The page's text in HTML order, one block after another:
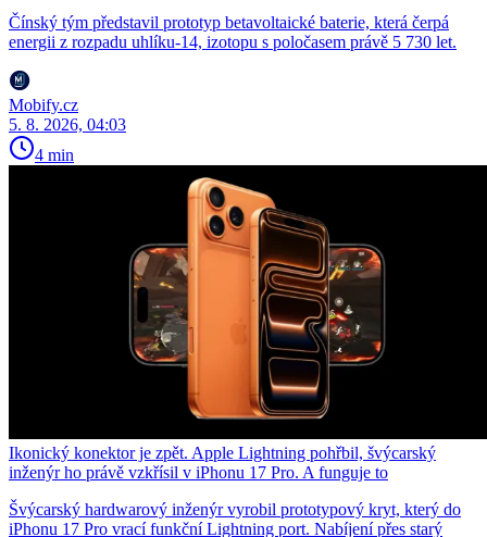
Čínský tým představil prototyp betavoltaické baterie, která čerpá
energii z rozpadu uhlíku-14, izotopu s poločasem právě 5 730 let.
Mobify.cz
5. 8. 2026, 04:03
4 min
Ikonický konektor je zpět. Apple Lightning pohřbil, švýcarský
inženýr ho právě vzkřísil v iPhonu 17 Pro. A funguje to
Švýcarský hardwarový inženýr vyrobil prototypový kryt, který do
iPhonu 17 Pro vrací funkční Lightning port. Nabíjení přes starý